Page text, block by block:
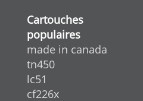
Cartouches
populaires
made in canada
tn450
lc51
cf226x